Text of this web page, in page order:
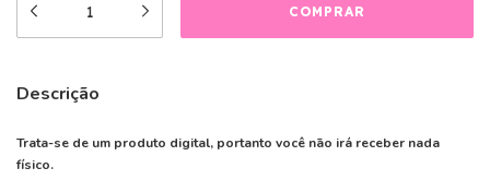
Descrição
Trata-se de um produto digital, portanto você não irá receber nada
físico.